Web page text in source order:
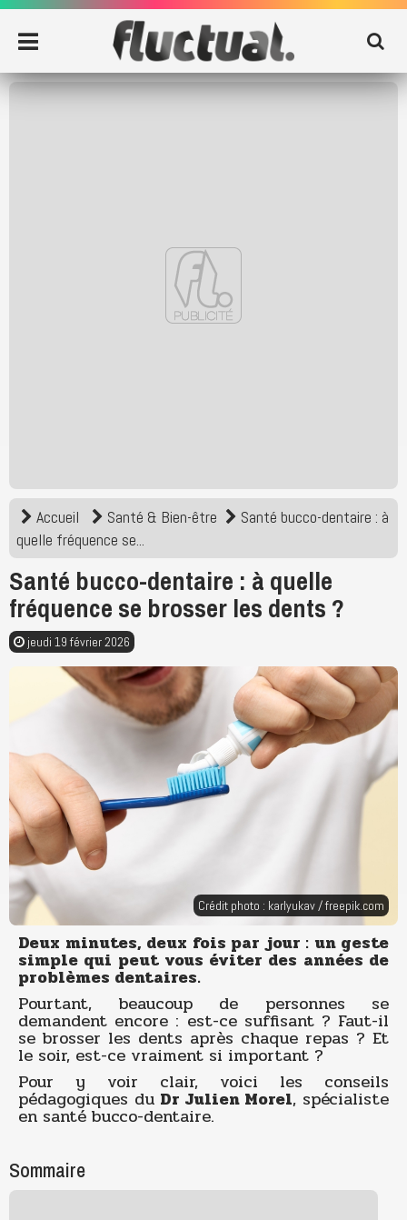
Accueil Santé & Bien-être
Santé bucco-dentaire : à
quelle fréquence se...
Santé bucco-dentaire : à quelle
fréquence se brosser les dents ?
jeudi 19 février 2026
Crédit photo : karlyukav /freepik.com
Deux minutes, deux fois par jour : un geste
simple qui peut vous éviter des années de
problèmes dentaires.
Pourtant, beaucoup de personnes se
demandent encore : est-ce suffisant ? Faut-il
se brosser les dents après chaque repas ? Et
le soir, est-ce vraiment si important ?
Pour y voir clair, voici les conseils
pédagogiques du Dr Julien Morel, spécialiste
en santé bucco-dentaire.
Sommaire